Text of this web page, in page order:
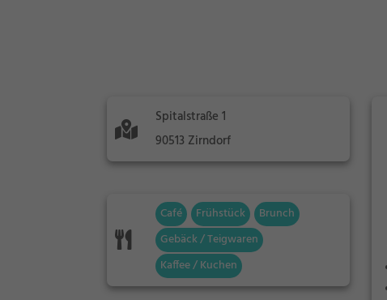
Spitalstraße 1
90513 Zirndorf
Café Frühstück
Brunch
Gebäck / Teigwaren
Kaffee / Kuchen